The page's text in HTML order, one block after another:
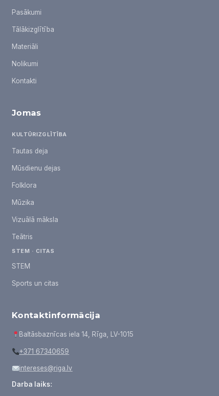
Pasākumi
Tālākizglītība
Materiāli
Nolikumi
Kontakti
Jomas
KULTŪRIZGLĪTĪBA
Tautas deja
Mūsdienu dejas
Folklora
Mūzika
Vizuālā māksla
Teātris
STEM · CITAS
STEM
Sports un citas
Kontaktinformācija
Baltāsbaznīcas iela 14, Rīga, LV-1015
+371 67340659
intereses@riga.lv
Darba laiks: